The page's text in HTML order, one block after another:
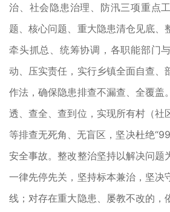
治、社会隐患治理、防汛三项重点
题、核心问题、重大隐患清仓见底、
牵头抓总、统筹协调，各职能部门
动、压实责任，实行乡镇全面自查、
作法，确保隐患排查不漏查、全覆盖
透、查全、查到位，实现所有村（社
等排查无死角、无盲区，坚决杜绝
安全事故。整改整治坚持以解决问题
一律先停先关，坚持标本兼治，坚决
线；对存在重大隐患、屡教不改的，